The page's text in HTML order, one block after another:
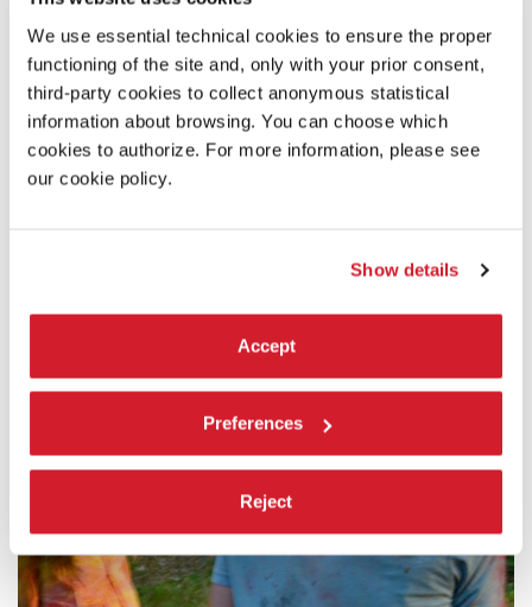
We use essential technical cookies to ensure the proper
functioning of the site and, only with your prior consent,
third-party cookies to collect anonymous statistical
information about browsing. You can choose which
cookies to authorize. For more information, please see
our cookie policy.
Show details
Accept
Preferences
Reject
Film documentario di Cosimo Terlizzi su
Sciarroni.
LEGGI TUTTO
DANZA
TEATRO ALLE TESE
INGRESSO CON BIGLIETTO